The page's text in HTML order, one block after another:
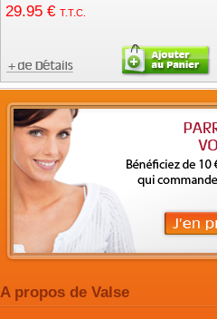
29.95 € T.T.C.
A propos de Valse